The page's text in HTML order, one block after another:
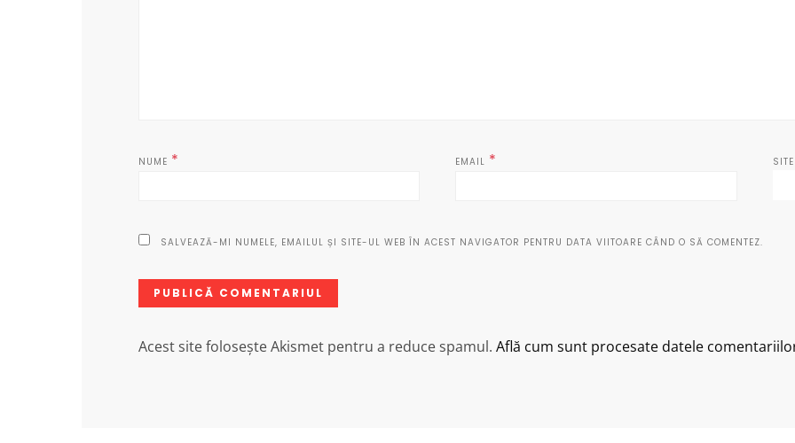
NUME * EMAIL *
SALVEAZĂ-MI NUMELE, EMAILUL ȘI SITE-UL WEB ÎN ACEST NAVIGATOR PENTRU DATA VIITOARE CÂND O SĂ COMENTEZ.
Acest site folosește Akismet pentru a reduce spamul. Află cum sunt procesate datele